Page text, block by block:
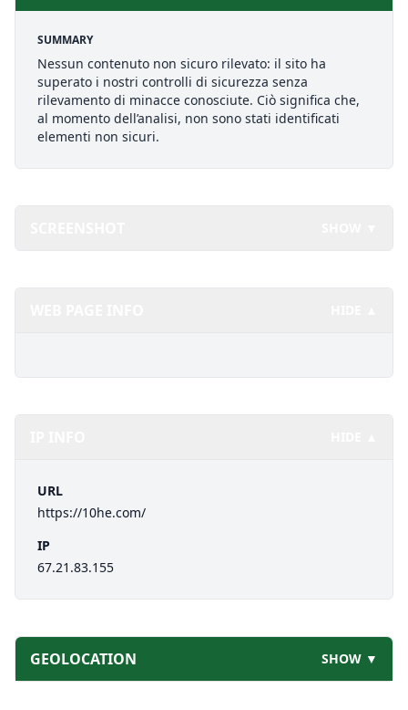
SUMMARY
Nessun contenuto non sicuro rilevato: il sito ha
superato i nostri controlli di sicurezza senza
rilevamento di minacce conosciute. Ciò significa che,
al momento dell’analisi, non sono stati identificati
elementi non sicuri.
URL
https://10he.com/
IP
67.21.83.155
GEOLOCATION SHOW ▼